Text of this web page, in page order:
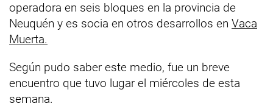
operadora en seis bloques en la provincia de
Neuquén y es socia en otros desarrollos en Vaca
Muerta.
Según pudo saber este medio, fue un breve
encuentro que tuvo lugar el miércoles de esta
semana.